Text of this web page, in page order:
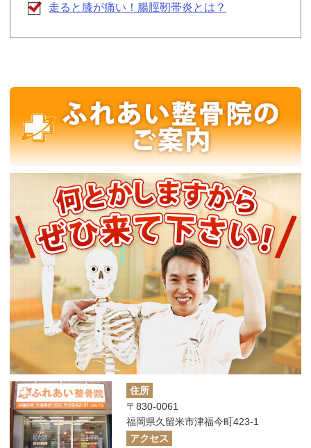
走ると膝が痛い！腸脛靭帯炎とは？
住所
〒830-0061
福岡県久留米市津福今町423-1
アクセス